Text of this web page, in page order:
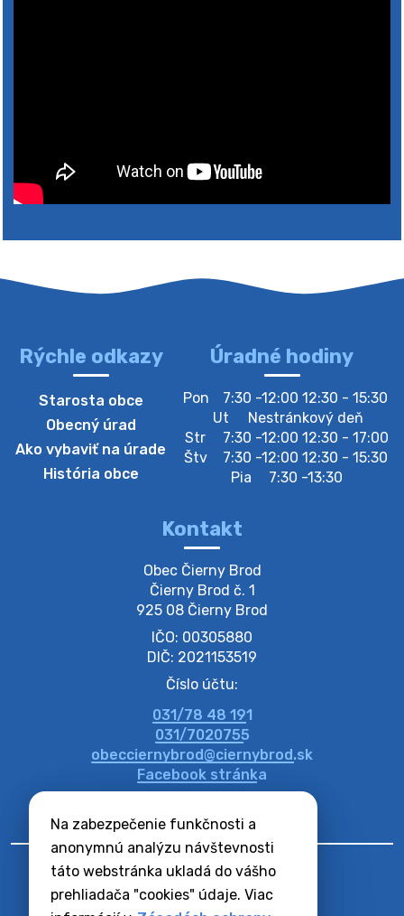
Na zabezpečenie funkčnosti a
anonymnú analýzu návštevnosti
táto webstránka ukladá do vášho
prehliadača "cookies" údaje. Viac
4. augusta 2026 10:05
Zberný dvor-Gyűjtőudvar
Oznamujeme obyvateľom, že v stredu 05. augusta
bude zberný dvor zatvorený. Értesítjük a lakosokat,
hogy szerdán augusztus 05-én a gyűjtőudvar zárva
lesz https://ciernybrod.sk?p=214…
Zber separovaného odpadu plastu-
Szeparált műanya…
Oznamujeme obyvateľom, že v stredu 05. augusta
prebehne zber separovaného odpadu plastu. Prosíme
obyvateľov, aby vrecia s odpadom vyložili pred dom už
večer vopred, nakoľko firma F…
4. augusta 2026 09:51
Oznámenie o plánovanom prerušení dodávky
elektri…
Oznamujeme Vám, že v určitých dňoch bude v
niektorých častiach našej obce plánované prerušenie
distribúcie elektrickej energie. Podrobné informácie o
dátumoch, časoch a dotknutých …
4. augusta 2026 09:48
Zber BIO odpadu-BIO hulladék elszállítása
Rýchle odkazy
Starosta obce
Obecný úrad
Ako vybaviť na úrade
História obce
Úradné hodiny
Pon
7:30 -12:00 12:30 - 15:30
Ut
Nestránkový deň
Str
7:30 -12:00 12:30 - 17:00
Štv
7:30 -12:00 12:30 - 15:30
Pia
7:30 -13:30
Kontakt
Obec Čierny Brod
Čierny Brod č. 1
925 08 Čierny Brod
IČO: 00305880
DIČ: 2021153519
Číslo účtu:
031/78 48 191
031/7020755
obecciernybrod@ciernybrod.sk
Facebook stránka